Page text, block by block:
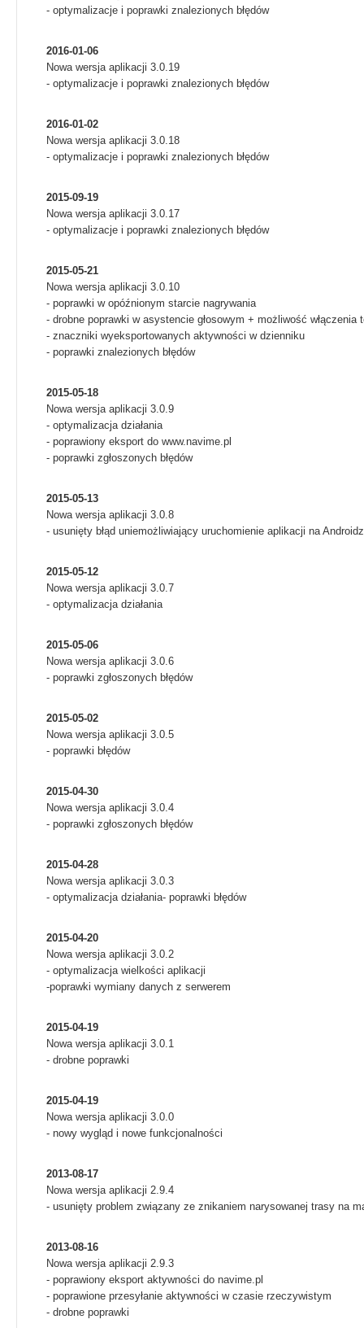
- optymalizacje i poprawki znalezionych błędów
2016-01-06
Nowa wersja aplikacji 3.0.19
- optymalizacje i poprawki znalezionych błędów
2016-01-02
Nowa wersja aplikacji 3.0.18
- optymalizacje i poprawki znalezionych błędów
2015-09-19
Nowa wersja aplikacji 3.0.17
- optymalizacje i poprawki znalezionych błędów
2015-05-21
Nowa wersja aplikacji 3.0.10
- poprawki w opóźnionym starcie nagrywania
- drobne poprawki w asystencie głosowym + możliwość włączenia
- znaczniki wyeksportowanych aktywności w dzienniku
- poprawki znalezionych błędów
2015-05-18
Nowa wersja aplikacji 3.0.9
- optymalizacja działania
- poprawiony eksport do www.navime.pl
- poprawki zgłoszonych błędów
2015-05-13
Nowa wersja aplikacji 3.0.8
- usunięty błąd uniemożliwiający uruchomienie aplikacji na
2015-05-12
Nowa wersja aplikacji 3.0.7
- optymalizacja działania
2015-05-06
Nowa wersja aplikacji 3.0.6
- poprawki zgłoszonych błędów
2015-05-02
Nowa wersja aplikacji 3.0.5
- poprawki błędów
2015-04-30
Nowa wersja aplikacji 3.0.4
- poprawki zgłoszonych błędów
2015-04-28
Nowa wersja aplikacji 3.0.3
- optymalizacja działania- poprawki błędów
2015-04-20
Nowa wersja aplikacji 3.0.2
- optymalizacja wielkości aplikacji
-poprawki wymiany danych z serwerem
2015-04-19
Nowa wersja aplikacji 3.0.1
- drobne poprawki
2015-04-19
Nowa wersja aplikacji 3.0.0
- nowy wygląd i nowe funkcjonalności
2013-08-17
Nowa wersja aplikacji 2.9.4
- usunięty problem związany ze znikaniem narysowanej trasy na
2013-08-16
Nowa wersja aplikacji 2.9.3
- poprawiony eksport aktywności do navime.pl
- poprawione przesyłanie aktywności w czasie rzeczywistym
- drobne poprawki